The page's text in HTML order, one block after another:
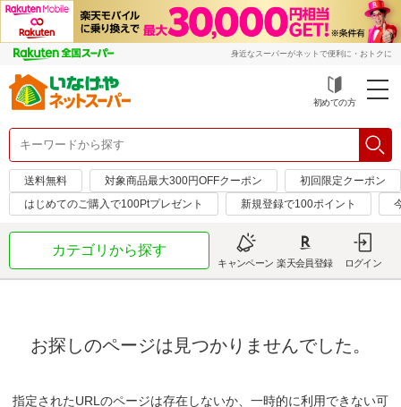
身近なスーパーがネットで便利に・おトクに
初めての方
送料無料 対象商品最大300円OFFクーポン
初回限定クーポン
はじめてのご購入で100Ptプレゼント
新規登録で100ポイント
カテゴリから探す
キャンペーン 楽天会員登録 ログイン
お探しのページは見つかりませんでした。
指定されたURLのページは存在しないか、一時的に利用できない可